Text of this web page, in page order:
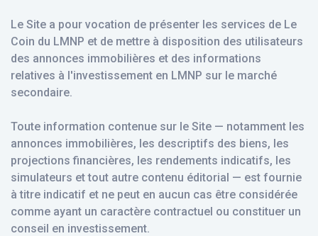
Le Site a pour vocation de présenter les services de Le
Coin du LMNP et de mettre à disposition des utilisateurs
des annonces immobilières et des informations
relatives à l'investissement en LMNP sur le marché
secondaire.
Toute information contenue sur le Site — notamment les
annonces immobilières, les descriptifs des biens, les
projections financières, les rendements indicatifs, les
simulateurs et tout autre contenu éditorial — est fournie
à titre indicatif et ne peut en aucun cas être considérée
comme ayant un caractère contractuel ou constituer un
conseil en investissement.